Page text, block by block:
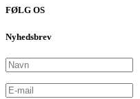
FØLG OS
Nyhedsbrev